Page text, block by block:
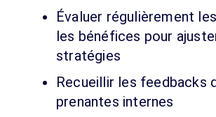
Évaluer régulièrement
les bénéfices pour
stratégies
Recueillir les feedbacks
prenantes internes